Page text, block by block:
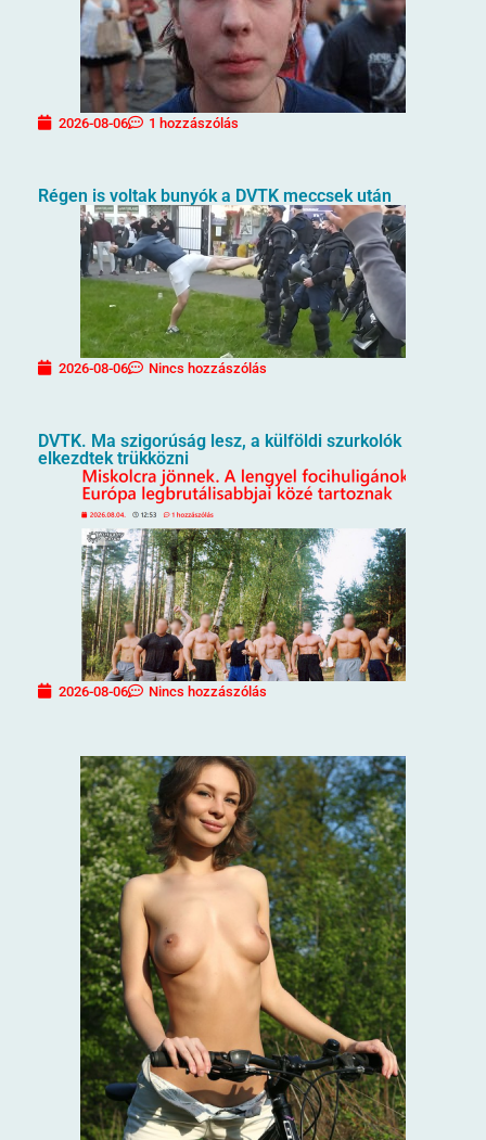
2026-08-06 1 hozzászólás
Régen is voltak bunyók a DVTK meccsek után
2026-08-06 Nincs hozzászólás
DVTK. Ma szigorúság lesz, a külföldi szurkolók
elkezdtek trükközni
2026-08-06 Nincs hozzászólás